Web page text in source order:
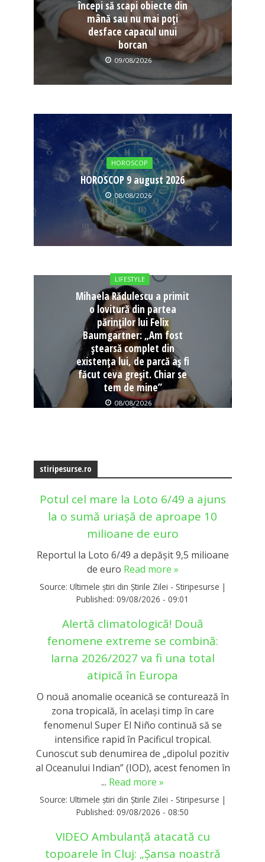
începi să scapi obiecte din
mână sau nu mai poți
desface capacul unui
borcan
09/08/2026
HOROSCOP
HOROSCOP 9 august 2026
08/08/2026
LIFESTYLE
Mihaela Rădulescu a primit
o lovitură din partea
părinților lui Felix
Baumgartner: „Am fost
ștearsă complet din
existența lui, de parcă aș fi
făcut ceva greșit. Chiar se
tem de mine”
08/08/2026
stiripesurse.ro
Potul cel mare la Loto 6/49 a ajuns
la o sumă uriașă de aproape 10
milioane de euro
Reportul la Loto 6/49 a depășit 9,5 milioane
de euro Read more »
Source: Ultimele știri din Știrile Zilei - Stiripesurse |
Published: 09/08/2026 - 09:01
Alertă climatologică! Două
fenomene extreme se combină:
Iarna 2026/2027 va fi una total
atipică în Europa
O nouă anomalie oceanică se conturează în
zona tropicală, în același timp în care
fenomenul Super El Niño continuă să se
intensifice rapid în Pacificul tropical.
Cunoscut sub denumirea de „dipolul pozitiv
al Oceanului Indian” (IOD), acest fenomen în
... Read more »
Source: Ultimele știri din Știrile Zilei - Stiripesurse |
Published: 09/08/2026 - 08:50
VIDEO Ambulanță atacată cu
topoarele în Cluj: „Șansa noastră